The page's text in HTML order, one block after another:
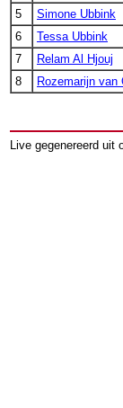
5
Simone Ubbink
6
Tessa Ubbink
7
Relam Al Hjouj
8
Rozemarijn van
Live gegenereerd uit